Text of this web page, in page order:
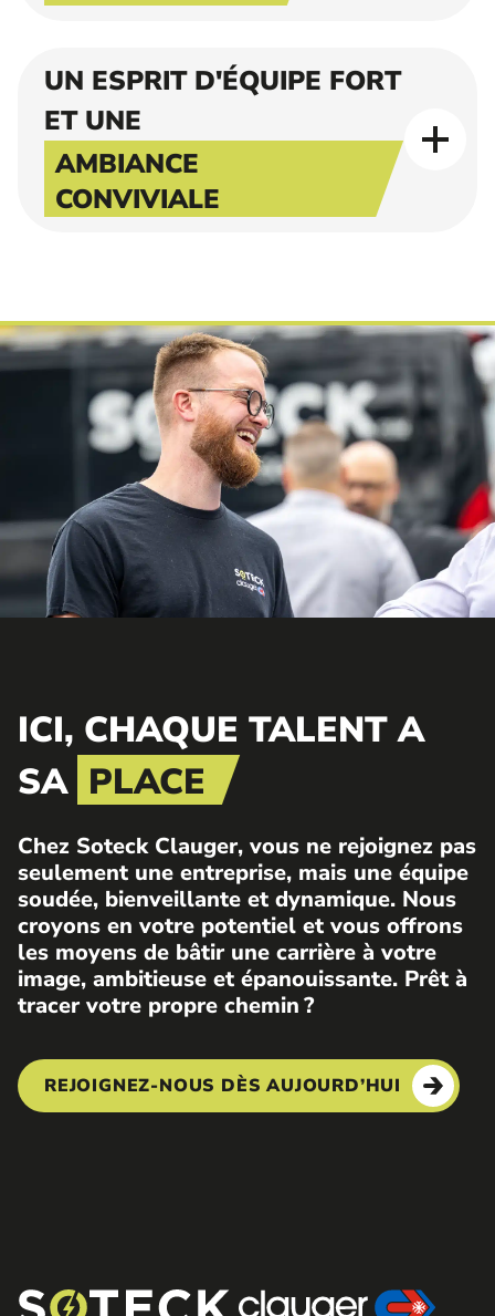
UN ESPRIT D'ÉQUIPE FORT
ET UNE
AMBIANCE
CONVIVIALE
ICI, CHAQUE TALENT A
SA PLACE
Chez Soteck Clauger, vous ne rejoignez pas
seulement une entreprise, mais une équipe
soudée, bienveillante et dynamique. Nous
croyons en votre potentiel et vous offrons
les moyens de bâtir une carrière à votre
image, ambitieuse et épanouissante. Prêt à
tracer votre propre chemin ?
REJOIGNEZ-NOUS DÈS AUJOURD’HUI